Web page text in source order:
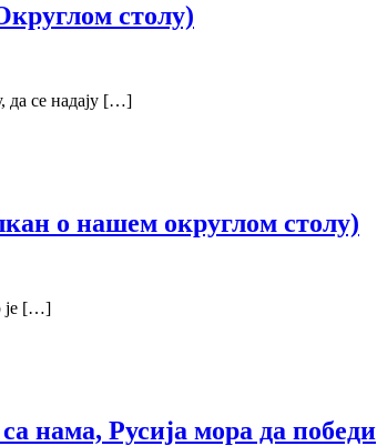
столу)
да се надају […]
о нашем округлом столу)
је […]
нама, Русија мора да победи